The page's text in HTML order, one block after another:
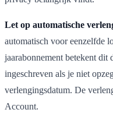
Let op automatische
automatisch voor eenzelfde
jaarabonnement betekent dit
ingeschreven als je niet
verlengingsdatum. De
Account.